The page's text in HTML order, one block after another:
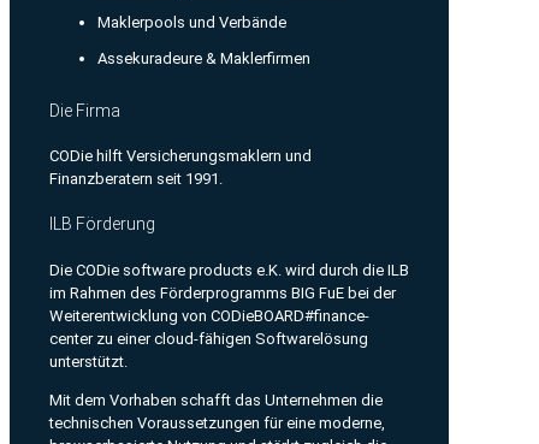
Maklerpools und Verbände
Assekuradeure & Maklerfirmen
Die Firma
CODie hilft Versicherungsmaklern und
Finanzberatern seit 1991.
ILB Förderung
Die CODie software products e.K. wird durch die ILB
im Rahmen des Förderprogramms BIG FuE bei der
Weiterentwicklung von CODieBOARD#finance-
center zu einer cloud-fähigen Softwarelösung
unterstützt.
Mit dem Vorhaben schafft das Unternehmen die
technischen Voraussetzungen für eine moderne,